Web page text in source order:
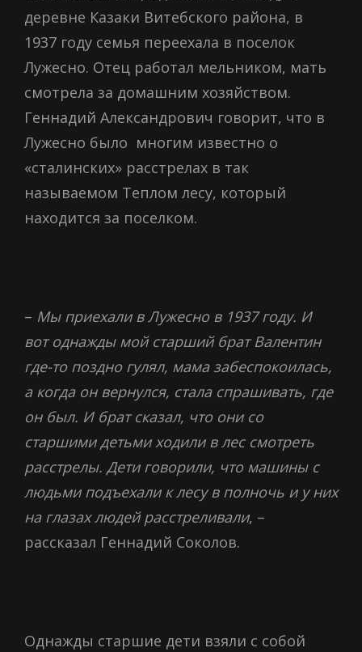
деревне Казаки Витебского района, в
1937 году семья переехала в поселок
Лужесно. Отец работал мельником, мать
смотрела за домашним хозяйством.
Геннадий Александрович говорит, что в
Лужесно было многим известно о
«сталинских» расстрелах в так
называемом Теплом лесу, который
находится за поселком.
– Мы приехали в Лужесно в 1937 году. И
вот однажды мой старший брат Валентин
где-то поздно гулял, мама забеспокоилась,
а когда он вернулся, стала спрашивать, где
он был. И брат сказал, что они со
старшими детьми ходили в лес смотреть
расстрелы. Дети говорили, что машины с
людьми подъехали к лесу в полночь и у них
на глазах людей расстреливали, –
рассказал Геннадий Соколов.
Однажды старшие дети взяли с собой